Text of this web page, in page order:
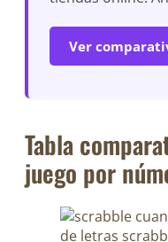
Ver
Tabla
juego por